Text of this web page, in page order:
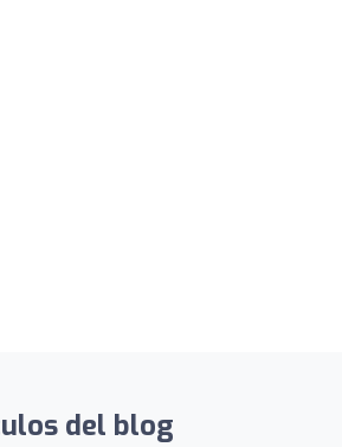
del blog